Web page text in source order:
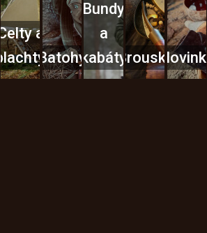
Celty a
plachtyBatohy
Bundy
a
kabátyBrouskyNovinky